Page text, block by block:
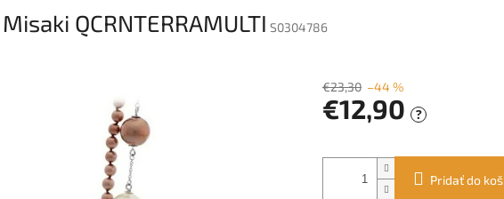
QCRNTERRAMULTI S0304786
€23,30 –44 %
€12,90 ?
cena:
Pridať do